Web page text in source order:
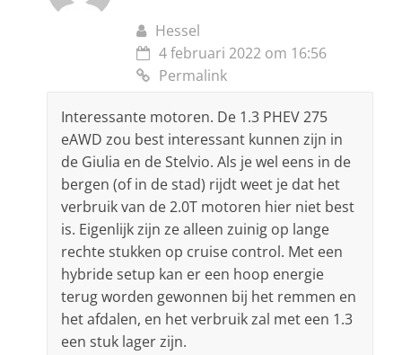
Hessel
4 februari 2022 om 16:56
Permalink
Interessante motoren. De 1.3 PHEV 275
eAWD zou best interessant kunnen zijn in
de Giulia en de Stelvio. Als je wel eens in de
bergen (of in de stad) rijdt weet je dat het
verbruik van de 2.0T motoren hier niet best
is. Eigenlijk zijn ze alleen zuinig op lange
rechte stukken op cruise control. Met een
hybride setup kan er een hoop energie
terug worden gewonnen bij het remmen en
het afdalen, en het verbruik zal met een 1.3
een stuk lager zijn.